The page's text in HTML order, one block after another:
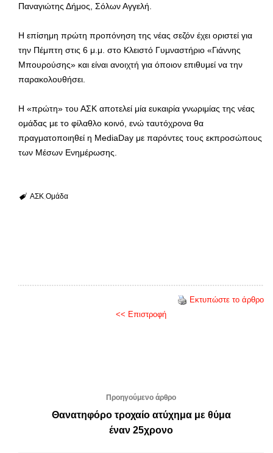
Παναγιώτης Δήμος, Σόλων Αγγελή.
Η επίσημη πρώτη προπόνηση της νέας σεζόν έχει οριστεί για
την Πέμπτη στις 6 μ.μ. στο Κλειστό Γυμναστήριο «Γιάννης
Μπουρούσης» και είναι ανοιχτή για όποιον επιθυμεί να την
παρακολουθήσει.
Η «πρώτη» του ΑΣΚ αποτελεί μία ευκαιρία γνωριμίας της νέας
ομάδας με το φίλαθλο κοινό, ενώ ταυτόχρονα θα
πραγματοποιηθεί η MediaDay με παρόντες τους εκπροσώπους
των Μέσων Ενημέρωσης.
ΑΣΚ Ομάδα
Εκτυπώστε το άρθρο
<< Επιστροφή
Προηγούμενο άρθρο
Θανατηφόρο τροχαίο ατύχημα με θύμα
έναν 25χρονο